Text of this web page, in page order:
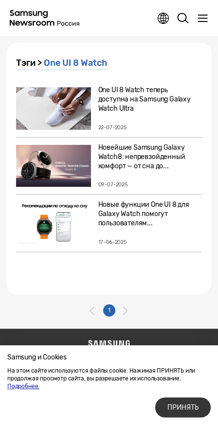
Samsung и Cookies
На этом сайте используются файлы cookie. Нажимая ПРИНЯТЬ или
продолжая просмотр сайта, вы разрешаете их использование.
Подробнее.
ПРИНЯТЬ
Тэги > One UI 8 Watch
One UI 8 Watch теперь
доступна на Samsung Galaxy
Watch Ultra
22-07-2025
Новейшие Samsung Galaxy
Watch8: непревзойденный
комфорт — от сна до...
09-07-2025
Новые функции One UI 8 для
Galaxy Watch помогут
пользователям...
17-06-2025
1
Напишите нам
Условия использования материалов
Конфиденциальность и файлы cookie